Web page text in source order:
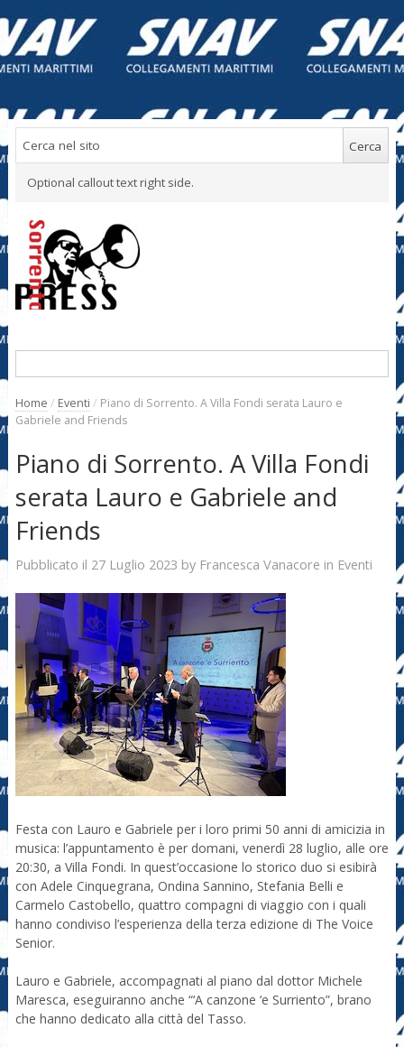
Optional callout text right side.
Home / Eventi / Piano di Sorrento. A Villa Fondi serata Lauro e
Gabriele and Friends
Piano di Sorrento. A Villa Fondi
serata Lauro e Gabriele and
Friends
Pubblicato il 27 Luglio 2023 by Francesca Vanacore in Eventi
Festa con Lauro e Gabriele per i loro primi 50 anni di amicizia in
musica: l’appuntamento è per domani, venerdì 28 luglio, alle ore
20:30, a Villa Fondi. In quest’occasione lo storico duo si esibirà
con Adele Cinquegrana, Ondina Sannino, Stefania Belli e
Carmelo Castobello, quattro compagni di viaggio con i quali
hanno condiviso l’esperienza della terza edizione di The Voice
Senior.
Lauro e Gabriele, accompagnati al piano dal dottor Michele
Maresca, eseguiranno anche “‘A canzone ‘e Surriento”, brano
che hanno dedicato alla città del Tasso.